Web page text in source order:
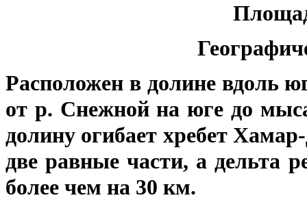
Рас­положен в долине вдоль
от р. Снежной на юге до
долину огибает хребет
две равные части, а дельта
более чем на 30 км.